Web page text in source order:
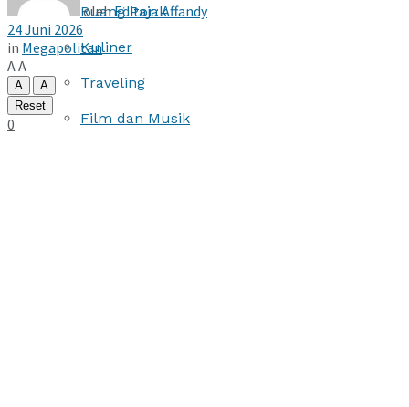
Ruang Pajak
Kuliner
Traveling
Film dan Musik
olehEditor : Affandy
24 Juni 2026
in Megapolitan
AA
A
A
Reset
0